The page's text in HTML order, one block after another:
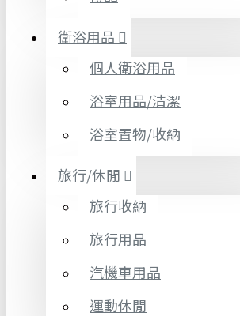
衛浴用品
個人衛浴用品
浴室用品/清潔
浴室置物/收納
旅行/休閒
旅行收納
旅行用品
汽機車用品
運動休閒